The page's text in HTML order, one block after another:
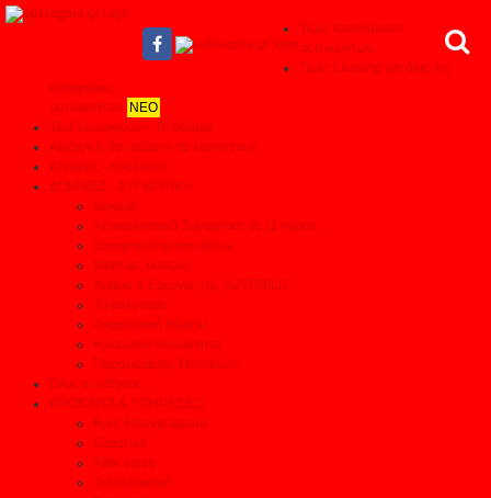
Τιμές Καινούριων
αυτοκινήτων
Τιμές Leasing για όλες τις
κατηγορίες
αυτοκινήτων ΝΕΟ
Test Συνεργείων - Το θαύμα!
Αξίζουν ή δεν αξίζουν τα λεφτά τους
Απόψεις - Αναλύσεις
ΔΟΚΙΜΕΣ - ΣΥΓΚΡΙΤΙΚΑ
Δοκιμές
Αποκαλυπτικά Συγκριτικά σε 11 τομείς
Συγκριτικά αυτοκινήτων
Μεγάλες δοκιμές
Αρθρα & Ερευνες της AUTOBILD
Τα καλύτερα
Αγοραστικά θέματα
Ηλεκτρικά αυτοκίνητα
Παρουσιάσεις Μοντέλων
Όλες οι ειδήσεις
ΠΡΟΙΟΝΤΑ & ΥΠΗΡΕΣΙΕΣ
Βρες Επαγγελματία
Ελαστικά
After sales
Ανταλλακτικά